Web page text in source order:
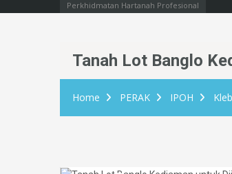
Perkhidmatan Hartanah Profesional
Tanah Lot Banglo
Home PERAK IPOH